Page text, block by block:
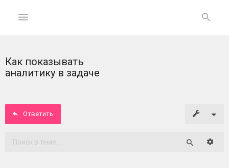
ГЛАВНАЯ
Вход
Как показывать
аналитику в задаче
Ответить